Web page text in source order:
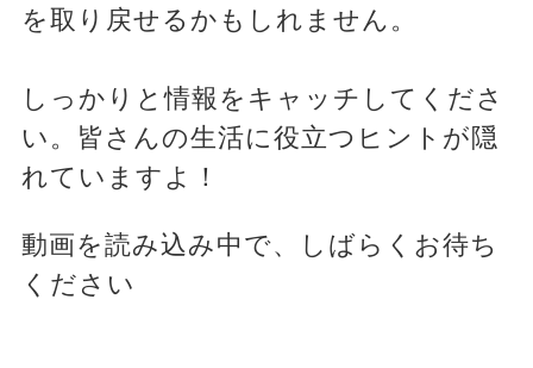
を取り戻せるかもしれません。
しっかりと情報をキャッチしてくださ
い。皆さんの生活に役立つヒントが隠
れていますよ！
動画を読み込み中で、しばらくお待ち
ください